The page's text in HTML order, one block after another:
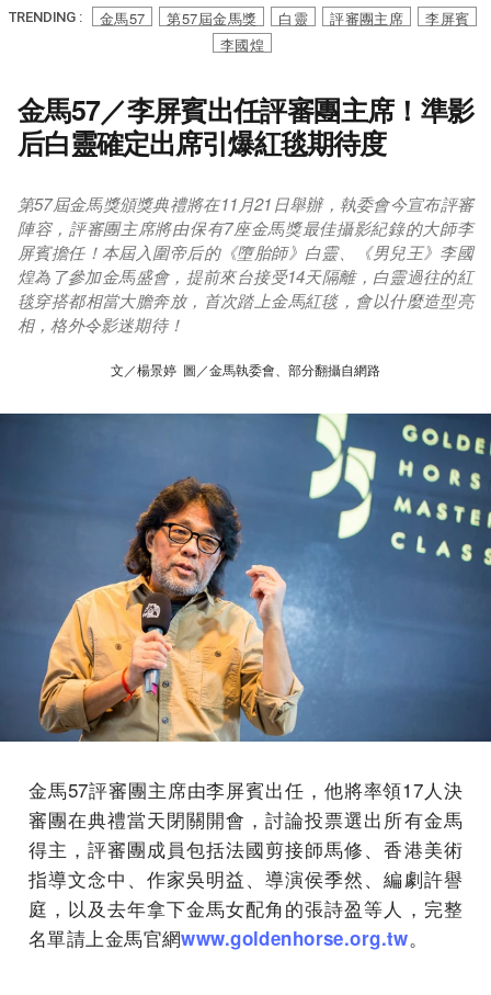
TRENDING : 金馬57 第57屆金馬獎 白靈 評審團主席
李屏賓
李國煌
金馬57／李屏賓出任評審團主席！準影
后白靈確定出席引爆紅毯期待度
第57屆金馬獎頒獎典禮將在11月21日舉辦，執委會今宣布評審
陣容，評審團主席將由保有7座金馬獎最佳攝影紀錄的大師李
屏賓擔任！本屆入圍帝后的《墮胎師》白靈、《男兒王》李國
煌為了參加金馬盛會，提前來台接受14天隔離，白靈過往的紅
毯穿搭都相當大膽奔放，首次踏上金馬紅毯，會以什麼造型亮
相，格外令影迷期待！
文／楊景婷 圖／金馬執委會、部分翻攝自網路
金馬57評審團主席由李屏賓出任，他將率領17人決
審團在典禮當天閉關開會，討論投票選出所有金馬
得主，評審團成員包括法國剪接師馬修、香港美術
指導文念中、作家吳明益、導演侯季然、編劇許譽
庭，以及去年拿下金馬女配角的張詩盈等人，完整
名單請上金馬官網www.goldenhorse.org.tw。